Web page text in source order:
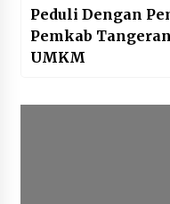
Peduli Dengan
Pemkab
UMKM